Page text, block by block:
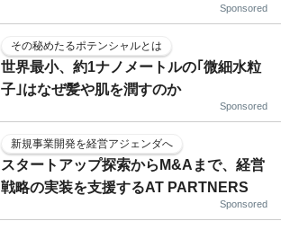
Sponsored
その秘めたるポテンシャルとは
世界最小、約1ナノメートルの｢微細水粒
子｣はなぜ髪や肌を潤すのか
Sponsored
新規事業開発を経営アジェンダへ
スタートアップ探索からM&Aまで、経営
戦略の実装を支援するAT PARTNERS
Sponsored